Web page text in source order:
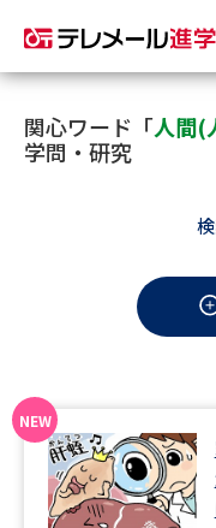
資料
大学・短大の資料種
総合型選抜・学校推薦型選
過去問題集
大学・短大以外の資
関心ワード「人間(
学問・研究